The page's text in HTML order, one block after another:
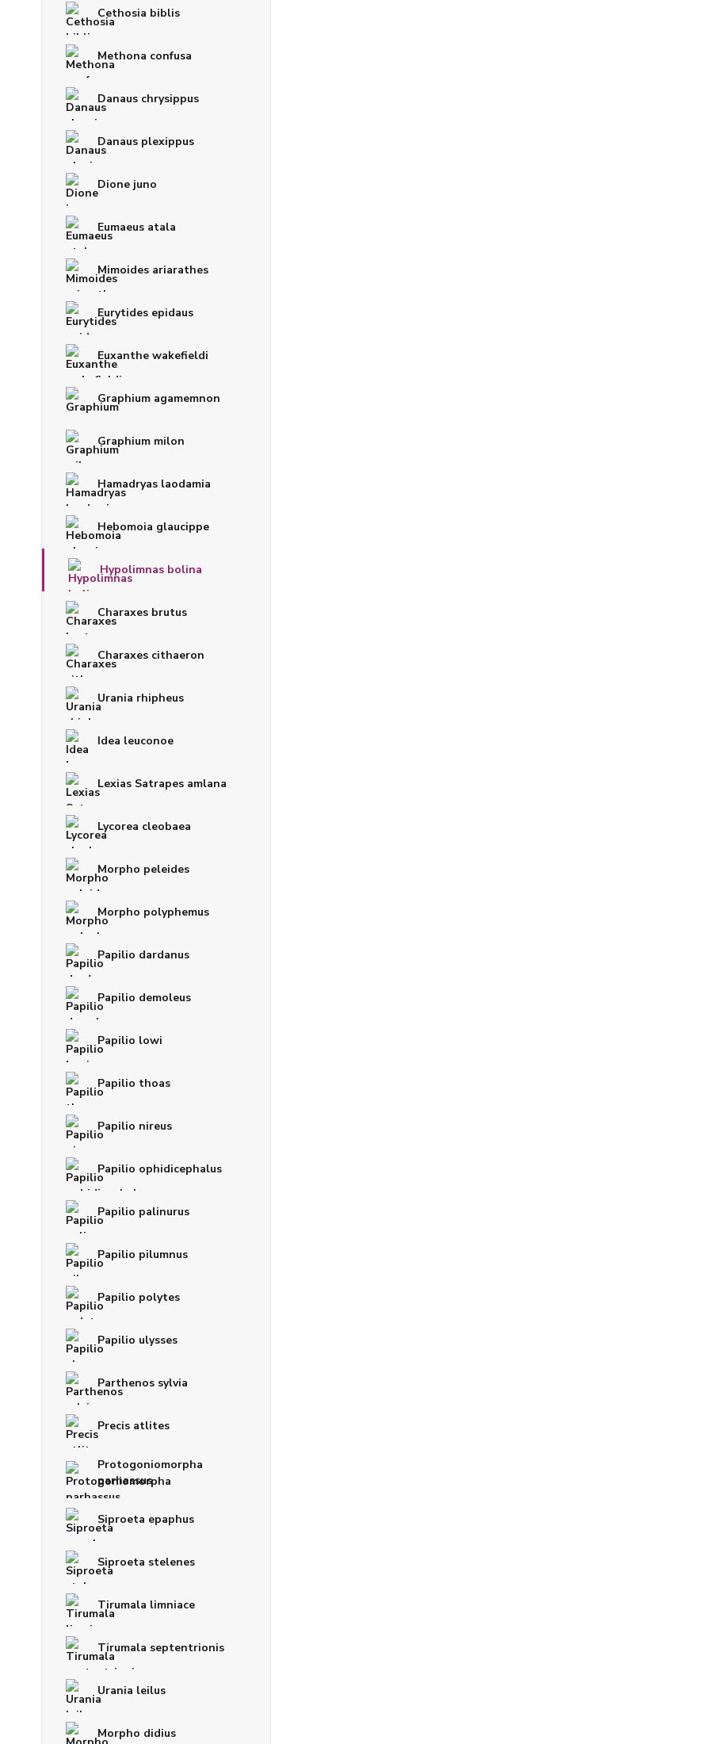
Cethosia biblis
Methona confusa
Danaus chrysippus
Danaus plexippus
Dione juno
Eumaeus atala
Mimoides ariarathes
Eurytides epidaus
Euxanthe wakefieldi
Graphium agamemnon
Graphium milon
Hamadryas laodamia
Hebomoia glaucippe
Hypolimnas bolina
Charaxes brutus
Charaxes cithaeron
Urania rhipheus
Idea leuconoe
Lexias Satrapes amlana
Lycorea cleobaea
Morpho peleides
Morpho polyphemus
Papilio dardanus
Papilio demoleus
Papilio lowi
Papilio thoas
Papilio nireus
Papilio ophidicephalus
Papilio palinurus
Papilio pilumnus
Papilio polytes
Papilio ulysses
Parthenos sylvia
Precis atlites
Protogoniomorpha
parhassus
Siproeta epaphus
Siproeta stelenes
Tirumala limniace
Tirumala septentrionis
Urania leilus
Morpho didius